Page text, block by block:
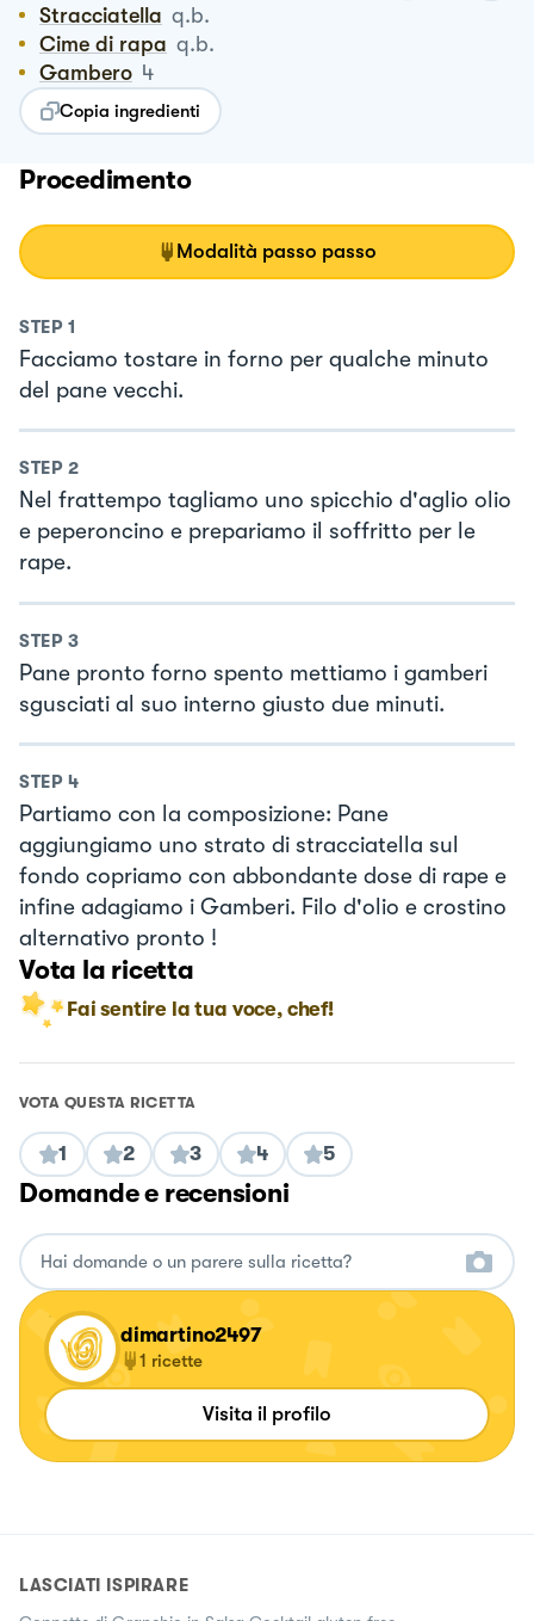
Stracciatella q.b.
Cime di rapa q.b.
Gambero 4
Copia ingredienti
Procedimento
Modalità passo passo
STEP 1
Facciamo tostare in forno per qualche minuto
del pane vecchi.
STEP 2
Nel frattempo tagliamo uno spicchio d'aglio olio
e peperoncino e prepariamo il soffritto per le
rape.
STEP 3
Pane pronto forno spento mettiamo i gamberi
sgusciati al suo interno giusto due minuti.
STEP 4
Partiamo con la composizione: Pane
aggiungiamo uno strato di stracciatella sul
fondo copriamo con abbondante dose di rape e
infine adagiamo i Gamberi. Filo d'olio e crostino
alternativo pronto !
Vota la ricetta
Fai sentire la tua voce, chef!
VOTA QUESTA RICETTA
1 2 3 4 5
Domande e recensioni
dimartino2497
1 ricette
Visita il profilo
LASCIATI ISPIRARE